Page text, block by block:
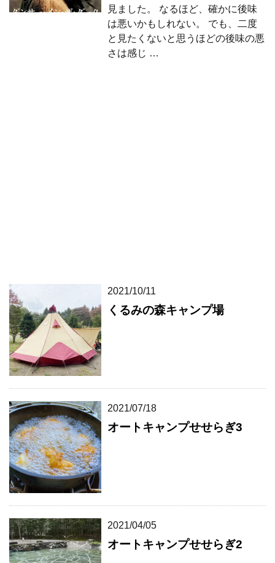
見ました。 なるほど、確かに後味
は悪いかもしれない。 でも、二度
と見たくないと思うほどの後味の悪
さは感じ …
2021/10/11
くるみの森キャンプ場
2021/07/18
オートキャンプせせらぎ3
2021/04/05
オートキャンプせせらぎ2